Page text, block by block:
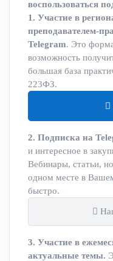
воспользоваться
1. Участие в
преподавателем-
Telegram. Это
возможность
большая база
223ФЗ.
2. Подписка на
и интересное в
Вебинары, статьи,
одном месте в
быстро.
3. Участие в
актуальные темы.